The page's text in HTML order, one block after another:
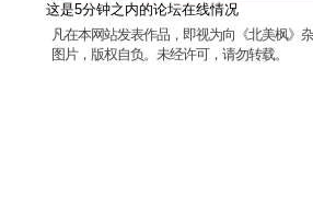
这是5分钟之内的论坛在线情况
凡在本网站发表作品，即视为向《北美枫》
图片，版权自负。未经许可，请勿转载。